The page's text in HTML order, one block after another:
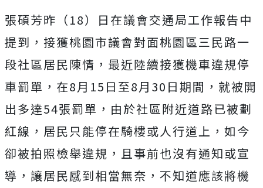
張碩芳昨（18）日在議會交通局工作報告中
提到，接獲桃園市議會對面桃園區三民路一
段社區居民陳情，最近陸續接獲機車違規停
車罰單，在8月15日至8月30日期間，就被開
出多達54張罰單， 由於社區附近道路已被劃
紅線，居民只能停在騎樓或人行道上，如今
卻被拍照檢舉違規，且事前也沒有通知或宣
導，讓居民感到相當無奈，不知道應該將機